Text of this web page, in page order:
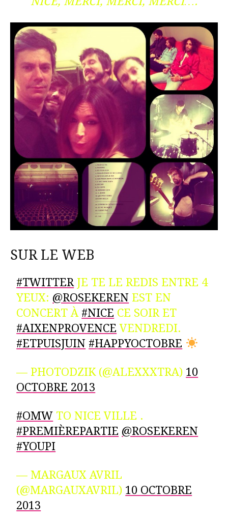
SUR LE WEB
#TWITTERJE TE LE REDIS ENTRE 4
YEUX: @ROSEKEREN EST EN
CONCERT À #NICE CE SOIR ET
#AIXENPROVENCE VENDREDI.
#ETPUISJUIN #HAPPYOCTOBRE
— PHOTODZIK (@ALEXXXTRA) 10
OCTOBRE 2013
#OMW TO NICE VILLE .
#PREMIÈREPARTIE @ROSEKEREN
#YOUPI
— MARGAUX AVRIL
(@MARGAUXAVRIL) 10 OCTOBRE
2013